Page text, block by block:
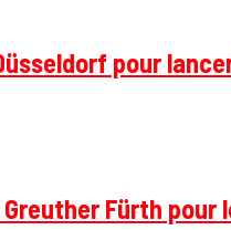
pour
Fürth pour